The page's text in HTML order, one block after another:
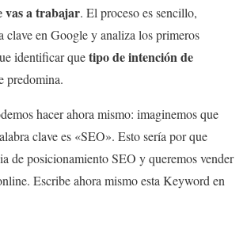
vas a trabajar. El proceso es sencillo,
clave en Google y analiza los primeros
identificar quetipo de intención de
predomina.
hacer ahora mismo: imaginemos que
clave es «SEO». Esto sería por que
de posicionamiento SEO y queremos vender
Escribe ahora mismo esta Keyword en